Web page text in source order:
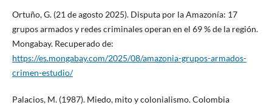
Ortuño, G. (21 de agosto 2025). Disputa por la Amazonía: 17
grupos armados y redes criminales operan en el 69 % de la región.
Mongabay. Recuperado de:
https://es.mongabay.com/2025/08/amazonia-grupos-armados-
crimen-estudio/
Palacios, M. (1987). Miedo, mito y colonialismo. Colombia